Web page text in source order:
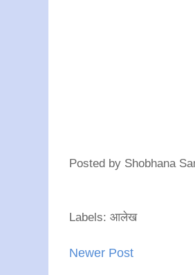
Posted by Shobhana
Labels: आलेख
Newer Post